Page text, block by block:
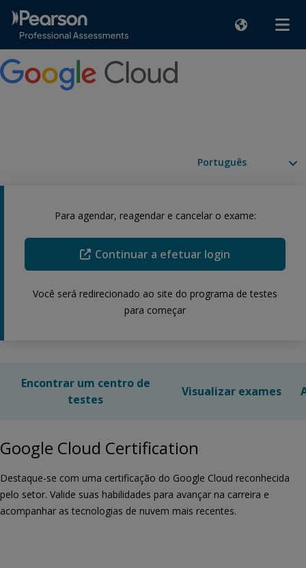
Idiomas disponíveis
Para agendar, reagendar e cancelar o exame:
Continuar a efetuar login
Você será redirecionado ao site do programa de testes
para começar
Encontrar um centro de
testes
Visualizar exames
Google Cloud Certification
Destaque-se com uma certificação do Google Cloud reconhecida
pelo setor. Valide suas habilidades para avançar na carreira e
acompanhar as tecnologias de nuvem mais recentes.